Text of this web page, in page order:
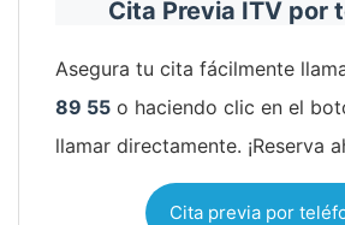
Cita Previa ITV por
Asegura tu cita fácilmente
89 55 o haciendo clic en el
llamar directamente. ¡Reserva
Cita previa por